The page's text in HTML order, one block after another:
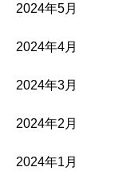
2024年5月
2024年4月
2024年3月
2024年2月
2024年1月